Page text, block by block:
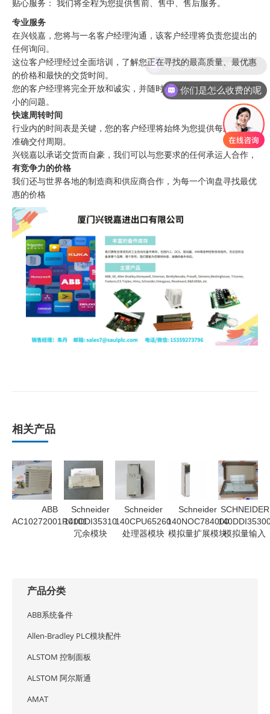
贴心服务： 我们将全程为您提供售前、售中、售后服务。
专业服务
在兴锐嘉，您将与一名客户经理沟通，该客户经理将负责您提出的
任何询问。
这位客户经理经过全面培训，了解您正在寻找的最高质量、最优惠
的价格和最快的交货时间。
您的客户经理将完全开放和诚实，并随时为您提供帮助，即使是最
小的问题。
快速周转时间
行业内的时间表是关键，您的客户经理将始终为您提供每次咨询的
准确交付周期。
兴锐嘉以承诺交货而自豪，我们可以与您要求的任何承运人合作，
有竞争力的价格
我们还与世界各地的制造商和供应商合作，为每一个询盘寻找最优
惠的价格
相关产品
ABB
AC10272001R0101
Schneider
140DDI35310
冗余模块
Schneider
140CPU65260
处理器模块
Schneider
140NOC784000
模拟量扩展模块
SCHNEIDER
模拟量输入
产品分类
ABB系统备件
Allen-Bradley PLC模块配件
ALSTOM 控制面板
ALSTOM 阿尔斯通
AMAT
你们是怎么收费的呢